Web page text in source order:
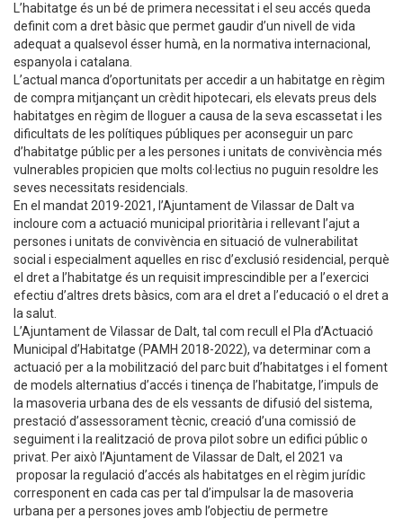
L’habitatge és un bé de primera necessitat i el seu accés queda
definit com a dret bàsic que permet gaudir d’un nivell de vida
adequat a qualsevol ésser humà, en la normativa internacional,
espanyola i catalana.
L’actual manca d’oportunitats per accedir a un habitatge en règim
de compra mitjançant un crèdit hipotecari, els elevats preus dels
habitatges en règim de lloguer a causa de la seva escassetat i les
dificultats de les polítiques públiques per aconseguir un parc
d’habitatge públic per a les persones i unitats de convivència més
vulnerables propicien que molts col·lectius no puguin resoldre les
seves necessitats residencials.
En el mandat 2019-2021, l’Ajuntament de Vilassar de Dalt va
incloure com a actuació municipal prioritària i rellevant l’ajut a
persones i unitats de convivència en situació de vulnerabilitat
social i especialment aquelles en risc d’exclusió residencial, perquè
el dret a l’habitatge és un requisit imprescindible per a l’exercici
efectiu d’altres drets bàsics, com ara el dret a l’educació o el dret a
la salut.
L’Ajuntament de Vilassar de Dalt, tal com recull el Pla d’Actuació
Municipal d’Habitatge (PAMH 2018-2022), va determinar com a
actuació per a la mobilització del parc buit d’habitatges i el foment
de models alternatius d’accés i tinença de l’habitatge, l’impuls de
la masoveria urbana des de els vessants de difusió del sistema,
prestació d’assessorament tècnic, creació d’una comissió de
seguiment i la realització de prova pilot sobre un edifici públic o
privat. Per això l’Ajuntament de Vilassar de Dalt, el 2021 va
proposar la regulació d’accés als habitatges en el règim jurídic
corresponent en cada cas per tal d’impulsar la de masoveria
urbana per a persones joves amb l’objectiu de permetre